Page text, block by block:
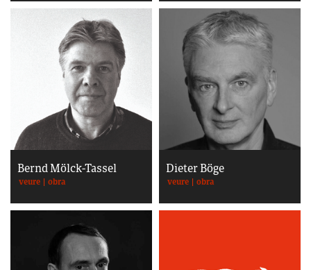
Bernd Mölck-Tassel
veure obra
Dieter Böge
veure obra